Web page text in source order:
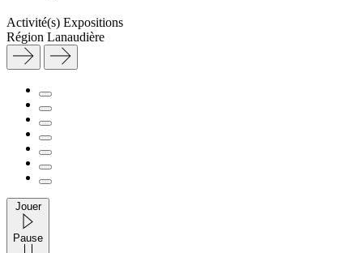
Activité(s) Expositions
Région Lanaudière
Jouer
Pause